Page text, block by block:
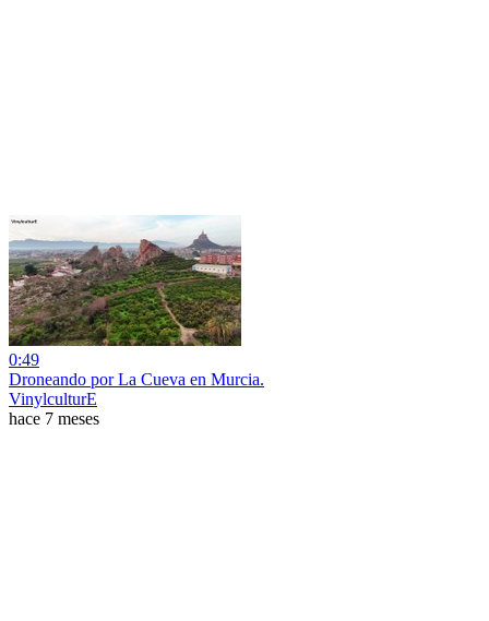
0:49
Droneando por La Cueva en Murcia.
VinylculturE
hace 7 meses